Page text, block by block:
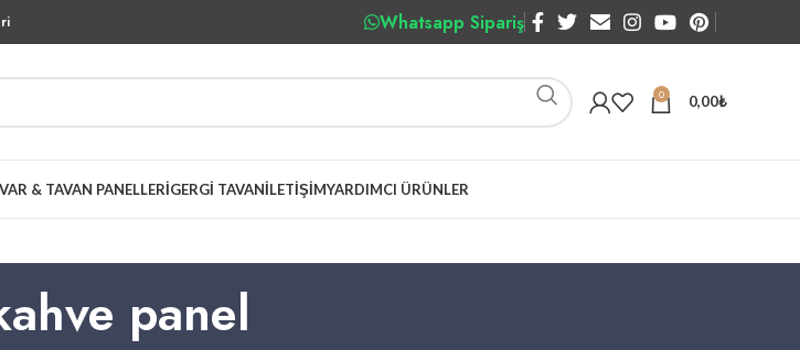
Whatsapp Sipariş
0 0,00₺
& TAVAN PANELLERIGERGI TAVANİLETIŞIMYARDIMCI ÜRÜNLER
panel